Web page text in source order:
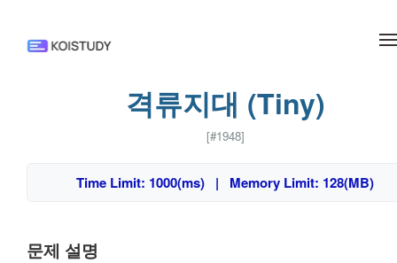
격류지대 (Tiny)
[#1948]
Time Limit: 1000(ms) | Memory Limit: 128(MB)
문제 설명